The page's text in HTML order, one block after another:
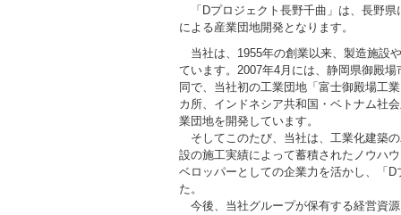
「Dプロジェクト長野千曲」は、長野県
による産業団地開発となります。
当社は、1955年の創業以来、製造施設
ています。2007年4月には、静岡県御殿
同で、当社初の工業団地「富士御殿場工
カ所、インドネシア共和国・ベトナム社
業団地を開発しています。
そしてこのたび、当社は、工業化建築
設の施工実績によって蓄積されたノウハ
ベロッパーとしての企業力を活かし、「
た。
今後、当社グループが保有する経営資